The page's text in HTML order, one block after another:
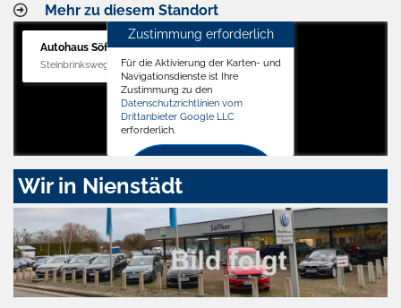
Mehr zu diesem Standort
Autohaus Söffker GmbH
Steinbrinksweg 12, 31840 Hessisch Oldendorf
Zustimmung erforderlich
Für die Aktivierung der Karten- und
Navigationsdienste ist Ihre
Zustimmung zu den
Datenschutzrichtlinien vom
Drittanbieter Google LLC
erforderlich.
Zustimmen
aktivieren
Wir in Nienstädt